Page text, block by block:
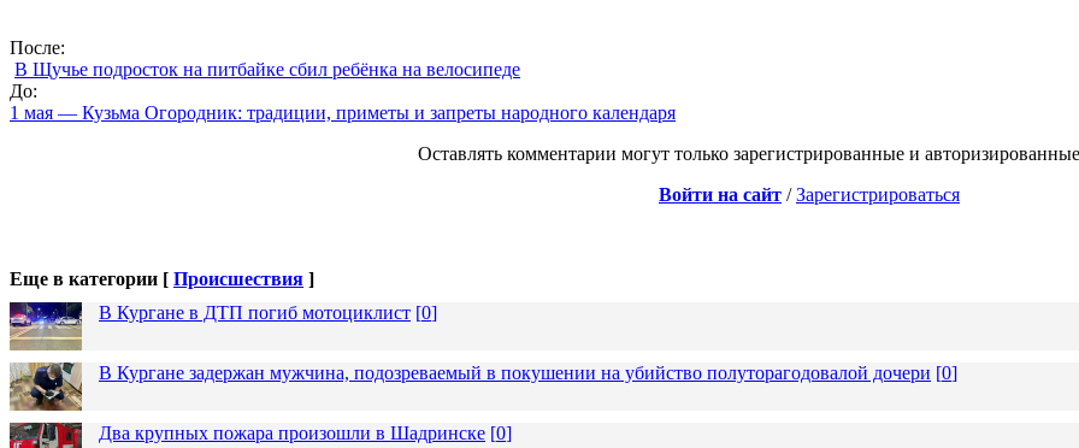
После:
В Щучье подросток на питбайке сбил ребёнка на велосипеде
До:
1 мая — Кузьма Огородник: традиции, приметы и запреты народного календаря
Оставлять комментарии могут только зарегистрированные и
Войти на сайт /Зарегистрироваться
Еще в категории [ Происшествия ]
В Кургане в ДТП погиб мотоциклист [0]
В Кургане задержан мужчина, подозреваемый в покушении на убийство полуторагодовалой дочери [0]
Два крупных пожара произошли в Шадринске [0]